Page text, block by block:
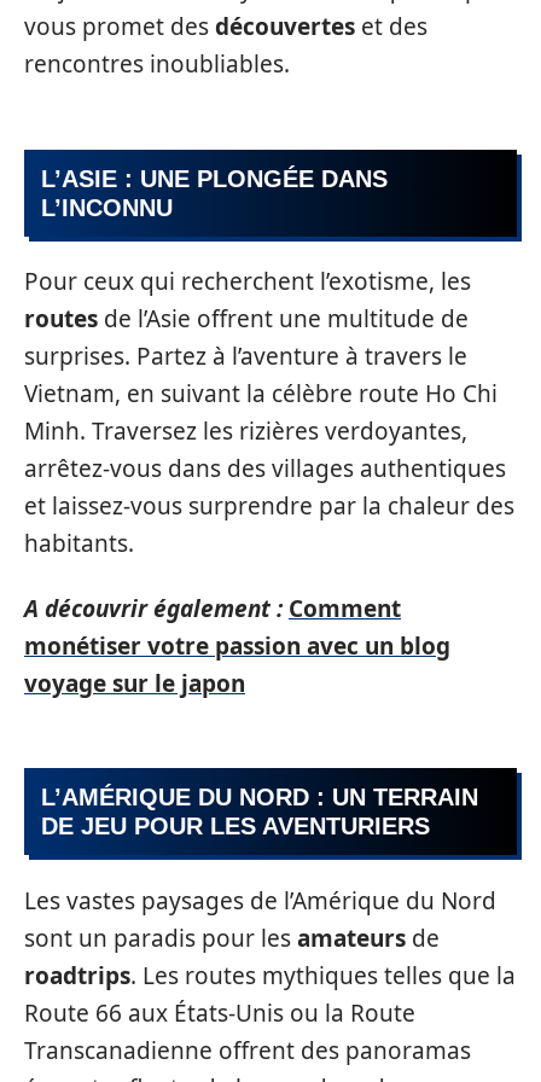
vous promet desdécouvertes et des
rencontres inoubliables.
L’ASIE : UNE PLONGÉE DANS
L’INCONNU
Pour ceux qui recherchent l’exotisme, les
routes de l’Asie offrent une multitude de
surprises. Partez à l’aventure à travers le
Vietnam, en suivant la célèbre route Ho Chi
Minh. Traversez les rizières verdoyantes,
arrêtez-vous dans des villages authentiques
et laissez-vous surprendre par la chaleur des
habitants.
A découvrir également : Comment
monétiser votre passion avec un blog
voyage sur le japon
L’AMÉRIQUE DU NORD : UN TERRAIN
DE JEU POUR LES AVENTURIERS
Les vastes paysages de l’Amérique du Nord
sont un paradis pour lesamateurs de
roadtrips. Les routes mythiques telles que la
Route 66 aux États-Unis ou la Route
Transcanadienne offrent des panoramas